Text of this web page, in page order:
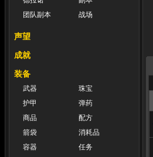
团队副本
战场
声望
成就
装备
武器
珠宝
护甲
弹药
商品
配方
箭袋
消耗品
容器
任务